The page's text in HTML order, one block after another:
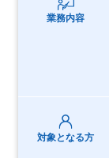
業務内容
対象となる方